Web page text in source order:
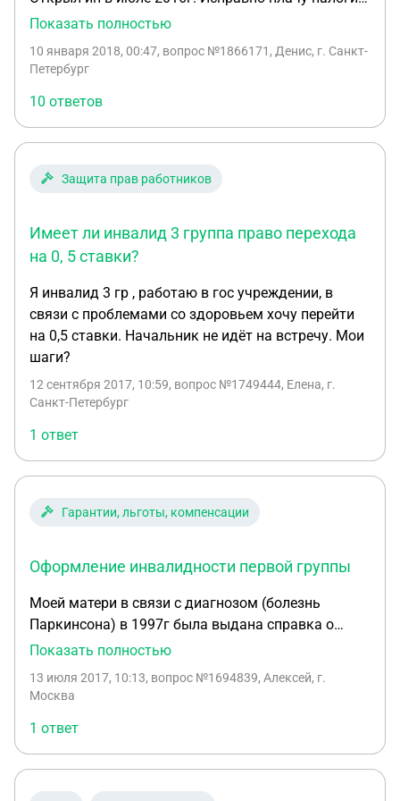
астеноцефалгическим с-мом,
вестибулоатактическим с-мом, с-мом
внутричерепной гипертензии,частыми тяжелыми
ликвородинамическими кризами,частыми
ухудшения, постинфарктный кардиосклероз,
высокий) недостаточность митрального и
болезнь сердца,остеохандроз поясничного отдела
грыжи Л-4 Л-5 Л-5S1-Уважаемые юристы при этих
дают 3 группу и меняют причину инвалидности с
Военной травмы- на общее заболевание. Имели ли
они право это делать? Подскажите что мне
Недавно узнал что есть льготы по инвалидности,
по этой теме. Могу ли я получить перерасчет
Так же интересуют и другие льготы по
инвалитности которые я могу получить(кроме
бесплатного проезда), на пример транспортный
налог и скидка на жкх...
Показать полностью
10 января 2018, 00:47, вопрос №1866171, Денис, г. Санкт-
Петербург
10 ответов
Защита прав работников
Имеет ли инвалид 3 группа право перехода
на 0, 5 ставки?
Я инвалид 3 гр , работаю в гос учреждении, в
связи с проблемами со здоровьем хочу перейти
на 0,5 ставки. Начальник не идёт на встречу. Мои
шаги?
12 сентября 2017, 10:59, вопрос №1749444, Елена, г.
Санкт-Петербург
1 ответ
Гарантии, льготы, компенсации
Оформление инвалидности первой группы
Моей матери в связи с диагнозом (болезнь
Паркинсона) в 1997г была выдана справка о
инвалидности, где указана группа инвалидности
медицинской карте, я помню точно, указывалась
2010 или 2011г эти степени отменили и
приравняли 2-ю гр. 3ст. к первой группе. Я был
уверен, что это было сделано автоматически без
Показать полностью
13 июля 2017, 10:13, вопрос №1694839, Алексей, г.
Москва
1 ответ